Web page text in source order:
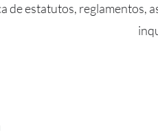
de estatutos, reglamentos,